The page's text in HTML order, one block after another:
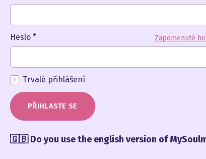
Zapomenuté
Heslo *
Trvalé přihlášení
PŘIHLASTE SE
🇬🇧 Do you use the english version of